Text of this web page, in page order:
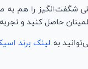
شگفت‌انگیز را هم به
حاصل کنید و
به لینک برند